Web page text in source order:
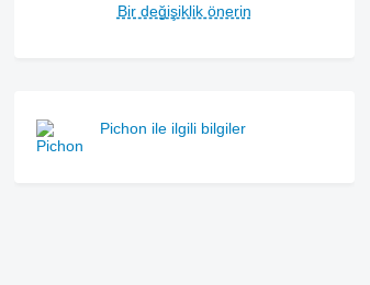
Bir değişiklik önerin
Pichon ile ilgili bilgiler